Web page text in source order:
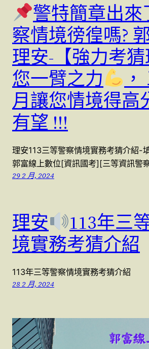
警特簡章出來
察情境徬徨嗎?
理安-【強力考
您一臂之力
月讓您情境得高
有望 !!!
理安113三等警察情境實務考猜介紹-
郭富線上數位[資訊國考][三等資訊警
29 2 月, 2024
理安
113年三
境實務考猜介紹
113年三等警察情境實務考猜介紹
28 2 月, 2024